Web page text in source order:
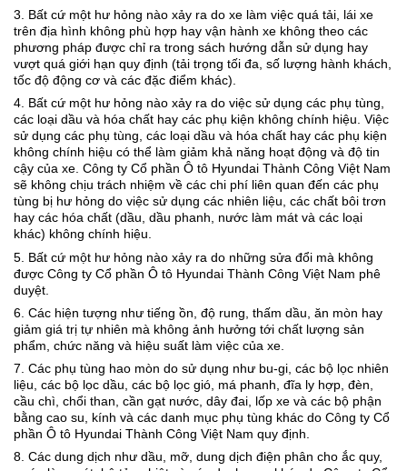
3. Bất cứ một hư hỏng nào xảy ra do xe làm việc quá tải, lái xe
trên địa hình không phù hợp hay vận hành xe không theo các
phương pháp được chỉ ra trong sách hướng dẫn sử dụng hay
vượt quá giới hạn quy định (tải trọng tối đa, số lượng hành khách,
tốc độ động cơ và các đặc điểm khác).
4. Bất cứ một hư hỏng nào xảy ra do việc sử dụng các phụ tùng,
các loại dầu và hóa chất hay các phụ kiện không chính hiệu. Việc
sử dụng các phụ tùng, các loại dầu và hóa chất hay các phụ kiện
không chính hiệu có thể làm giảm khả năng hoạt động và độ tin
cậy của xe. Công ty Cổ phần Ô tô Hyundai Thành Công Việt Nam
sẽ không chịu trách nhiệm về các chi phí liên quan đến các phụ
tùng bị hư hỏng do việc sử dụng các nhiên liệu, các chất bôi trơn
hay các hóa chất (dầu, dầu phanh, nước làm mát và các loại
khác) không chính hiệu.
5. Bất cứ một hư hỏng nào xảy ra do những sửa đổi mà không
được Công ty Cổ phần Ô tô Hyundai Thành Công Việt Nam phê
duyệt.
6. Các hiện tượng như tiếng ồn, độ rung, thấm dầu, ăn mòn hay
giảm giá trị tự nhiên mà không ảnh hưởng tới chất lượng sản
phẩm, chức năng và hiệu suất làm việc của xe.
7. Các phụ tùng hao mòn do sử dụng như bu-gi, các bộ lọc nhiên
liệu, các bộ lọc dầu, các bộ lọc gió, má phanh, đĩa ly hợp, đèn,
cầu chì, chổi than, cần gạt nước, dây đai, lốp xe và các bộ phận
bằng cao su, kính và các danh mục phụ tùng khác do Công ty Cổ
phần Ô tô Hyundai Thành Công Việt Nam quy định.
8. Các dung dịch như dầu, mỡ, dung dịch điện phân cho ắc quy,